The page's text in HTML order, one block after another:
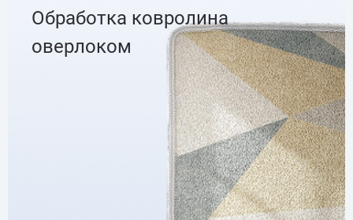
Обработка ковролина
оверлоком